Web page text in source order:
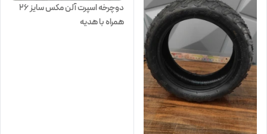
دوچرخه اسپرت آلن مکس سایز ۲۶
همراه با هدیه